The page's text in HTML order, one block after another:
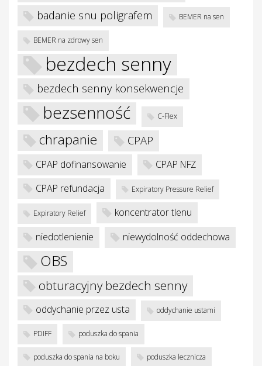
badanie snu poligrafem BEMER na sen
BEMER na zdrowy sen
bezdech senny
bezdech senny konsekwencje
bezsenność C-Flex
chrapanie CPAP
CPAP dofinansowanie
CPAP NFZ
CPAP refundacja
Expiratory Pressure Relief
Expiratory Relief
koncentrator tlenu
niedotlenienie
niewydolność oddechowa
OBS
obturacyjny bezdech senny
oddychanie przez usta oddychanie ustami
PDIFF poduszka do spania
poduszka do spania na boku poduszka lecznicza